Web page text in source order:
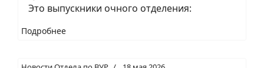
Это выпускники очного отделения:
Подробнее